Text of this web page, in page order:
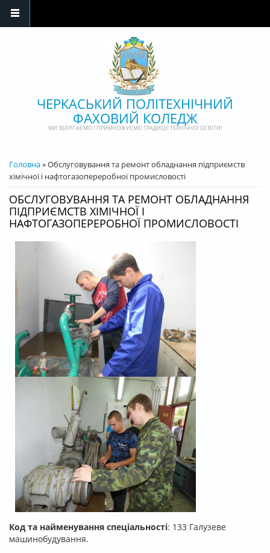
ЧЕРКАСЬКИЙ ПОЛІТЕХНІЧНИЙ
ФАХОВИЙ КОЛЕДЖ
МИ ЗБЕРІГАЄМО І ПРИМНОЖУЄМО ТРАДИЦІЇ ТЕХНІЧНОЇ ОСВІТИ!
ВИ Є ТУТ
Головна» Обслуговування та ремонт обладнання підприємств
хімічної і нафтогазопереробної промисловості
ОБСЛУГОВУВАННЯ ТА РЕМОНТ ОБЛАДНАННЯ
ПІДПРИЄМСТВ ХІМІЧНОЇ І
НАФТОГАЗОПЕРЕРОБНОЇ ПРОМИСЛОВОСТІ
Код та найменування спеціальності: 133 Галузеве
машинобудування.